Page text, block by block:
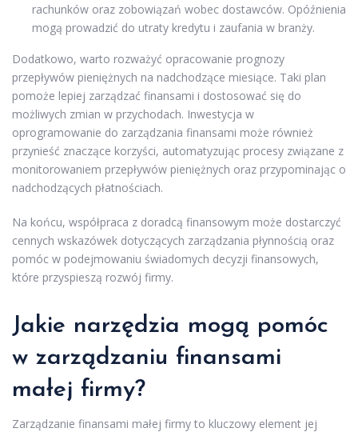
rachunków oraz zobowiązań wobec dostawców. Opóźnienia
mogą prowadzić do utraty kredytu i zaufania w branży.
Dodatkowo, warto rozważyć opracowanie prognozy
przepływów pieniężnych na nadchodzące miesiące. Taki plan
pomoże lepiej zarządzać finansami i dostosować się do
możliwych zmian w przychodach. Inwestycja w
oprogramowanie do zarządzania finansami może również
przynieść znaczące korzyści, automatyzując procesy związane z
monitorowaniem przepływów pieniężnych oraz przypominając o
nadchodzących płatnościach.
Na końcu, współpraca z doradcą finansowym może dostarczyć
cennych wskazówek dotyczących zarządzania płynnością oraz
pomóc w podejmowaniu świadomych decyzji finansowych,
które przyspieszą rozwój firmy.
Jakie narzędzia mogą pomóc
w zarządzaniu finansami
małej firmy?
Zarządzanie finansami małej firmy to kluczowy element jej